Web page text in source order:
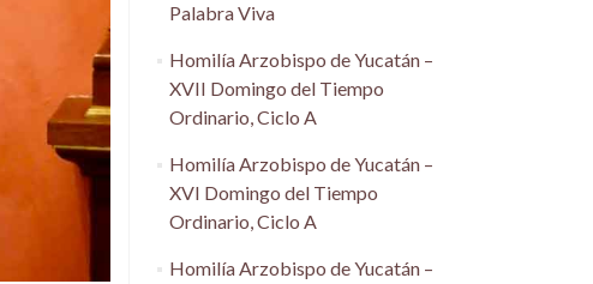
Palabra Viva
Homilía Arzobispo de Yucatán –
XVII Domingo del Tiempo
Ordinario, Ciclo A
Homilía Arzobispo de Yucatán –
XVI Domingo del Tiempo
Ordinario, Ciclo A
Homilía Arzobispo de Yucatán –